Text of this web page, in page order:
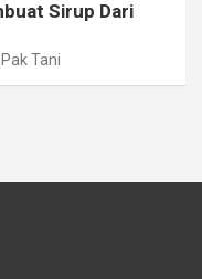
Sirup Dari
Pak Tani